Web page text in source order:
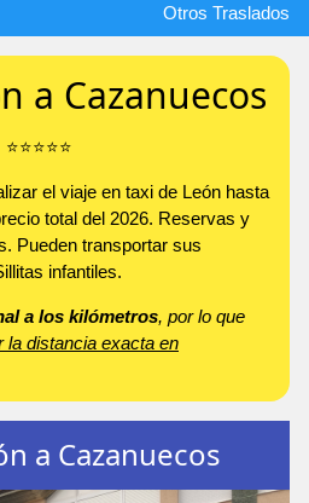
Otros Traslados
a Cazanuecos
⭐️⭐️⭐️⭐️⭐️
el viaje en taxi de León hasta
total del 2026. Reservas y
Pueden transportar sus
infantiles.
a los kilómetros, por lo que
la distancia exacta en
a Cazanuecos